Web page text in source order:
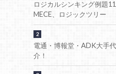
ロジカルシンキング例題
MECE、ロジックツリー
電通・博報堂・ADK大手
介！